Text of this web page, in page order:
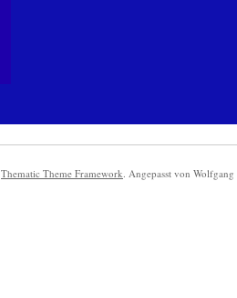
Thematic Theme Framework. Angepasst von